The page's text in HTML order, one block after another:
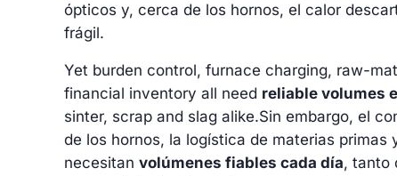
ópticos y, cerca de los hornos, el calor
frágil.
Yet burden control, furnace charging, raw-
financial inventory all need reliable volumes
sinter, scrap and slag alike.Sin embargo, el
de los hornos, la logística de materias primas
necesitan volúmenes fiables cada día, tanto